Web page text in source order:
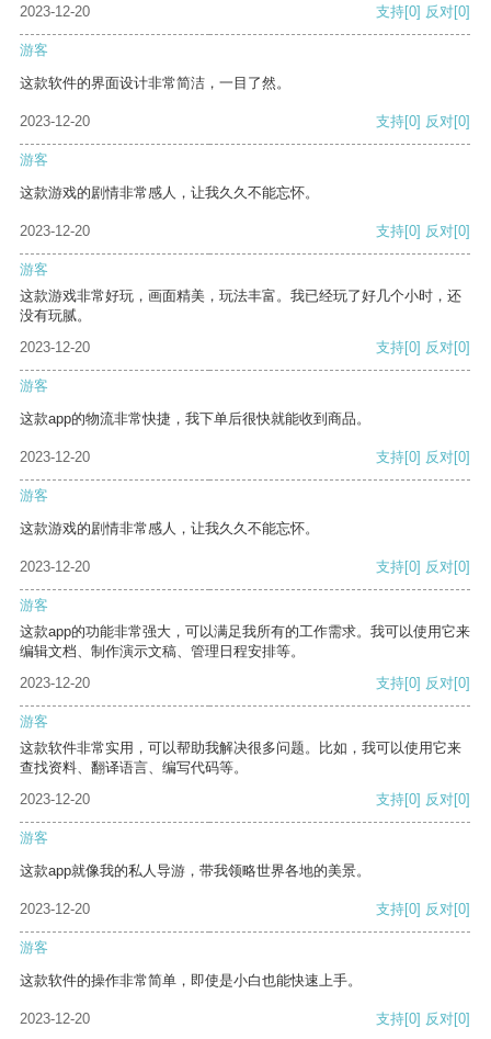
2023-12-20
支持[0] 反对[0]
游客
这款软件的界面设计非常简洁，一目了然。
2023-12-20 支持[0] 反对[0]
游客
这款游戏的剧情非常感人，让我久久不能忘怀。
2023-12-20 支持[0] 反对[0]
游客
这款游戏非常好玩，画面精美，玩法丰富。我已经玩了好几个小时，还
没有玩腻。
2023-12-20
支持[0] 反对[0]
游客
这款app的物流非常快捷，我下单后很快就能收到商品。
2023-12-20 支持[0] 反对[0]
游客
这款游戏的剧情非常感人，让我久久不能忘怀。
2023-12-20 支持[0] 反对[0]
游客
这款app的功能非常强大，可以满足我所有的工作需求。我可以使用它来
编辑文档、制作演示文稿、管理日程安排等。
2023-12-20
支持[0] 反对[0]
游客
这款软件非常实用，可以帮助我解决很多问题。比如，我可以使用它来
查找资料、翻译语言、编写代码等。
2023-12-20
支持[0] 反对[0]
游客
这款app就像我的私人导游，带我领略世界各地的美景。
2023-12-20 支持[0] 反对[0]
游客
这款软件的操作非常简单，即使是小白也能快速上手。
2023-12-20 支持[0] 反对[0]